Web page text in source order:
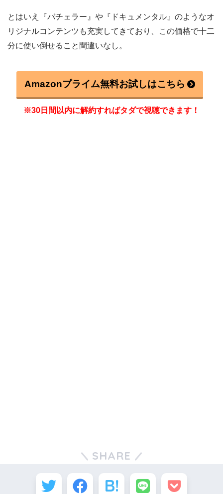
とはいえ『バチェラー』や『ドキュメンタル』のようなオ
リジナルコンテンツも充実してきており、この価格で十二
分に使い倒せること間違いなし。
Amazonプライム無料お試しはこちら
※30日間以内に解約すればタダで視聴できます！
SHARE